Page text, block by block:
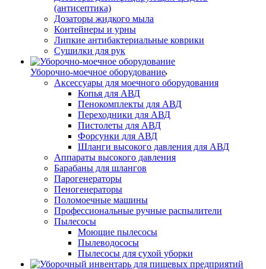
(антисептика)
Дозаторы жидкого мыла
Контейнеры и урны
Липкие антибактериальные коврики
Сушилки для рук
Уборочно-моечное оборудование
Аксессуары для моечного оборудования
Копья для АВД
Пенокомплекты для АВД
Переходники для АВД
Пистолеты для АВД
Форсунки для АВД
Шланги высокого давления для АВД
Аппараты высокого давления
Барабаны для шлангов
Парогенераторы
Пеногенераторы
Поломоечные машины
Профессиональные ручные распылители
Пылесосы
Моющие пылесосы
Пылеводососы
Пылесосы для сухой уборки